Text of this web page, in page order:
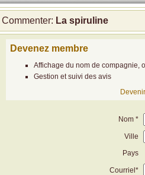
Commenter: La spiruline
Devenez membre
Affichage du nom de compagnie,
Gestion et suivi des avis
Nom *
Ville
Pays
Courriel*